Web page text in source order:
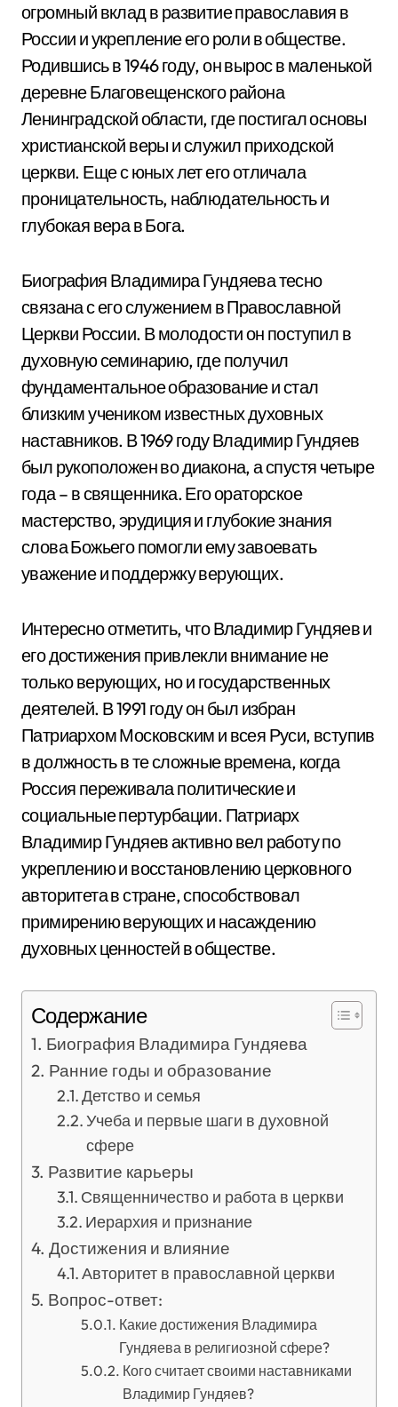
огромный вклад в развитие православия в
России и укрепление его роли в обществе.
Родившись в 1946 году, он вырос в маленькой
деревне Благовещенского района
Ленинградской области, где постигал основы
христианской веры и служил приходской
церкви. Еще с юных лет его отличала
проницательность, наблюдательность и
глубокая вера в Бога.
Биография Владимира Гундяева тесно
связана с его служением в Православной
Церкви России. В молодости он поступил в
духовную семинарию, где получил
фундаментальное образование и стал
близким учеником известных духовных
наставников. В 1969 году Владимир Гундяев
был рукоположен во диакона, а спустя четыре
года – в священника. Его ораторское
мастерство, эрудиция и глубокие знания
слова Божьего помогли ему завоевать
уважение и поддержку верующих.
Интересно отметить, что Владимир Гундяев и
его достижения привлекли внимание не
только верующих, но и государственных
деятелей. В 1991 году он был избран
Патриархом Московским и всея Руси, вступив
в должность в те сложные времена, когда
Россия переживала политические и
социальные пертурбации. Патриарх
Владимир Гундяев активно вел работу по
укреплению и восстановлению церковного
авторитета в стране, способствовал
примирению верующих и насаждению
духовных ценностей в обществе.
Содержание
Биография Владимира Гундяева
Ранние годы и образование
Детство и семья
Учеба и первые шаги в духовной
сфере
Развитие карьеры
Священничество и работа в церкви
Иерархия и признание
Достижения и влияние
Авторитет в православной церкви
Вопрос-ответ:
Какие достижения Владимира
Гундяева в религиозной сфере?
Кого считает своими наставниками
Владимир Гундяев?